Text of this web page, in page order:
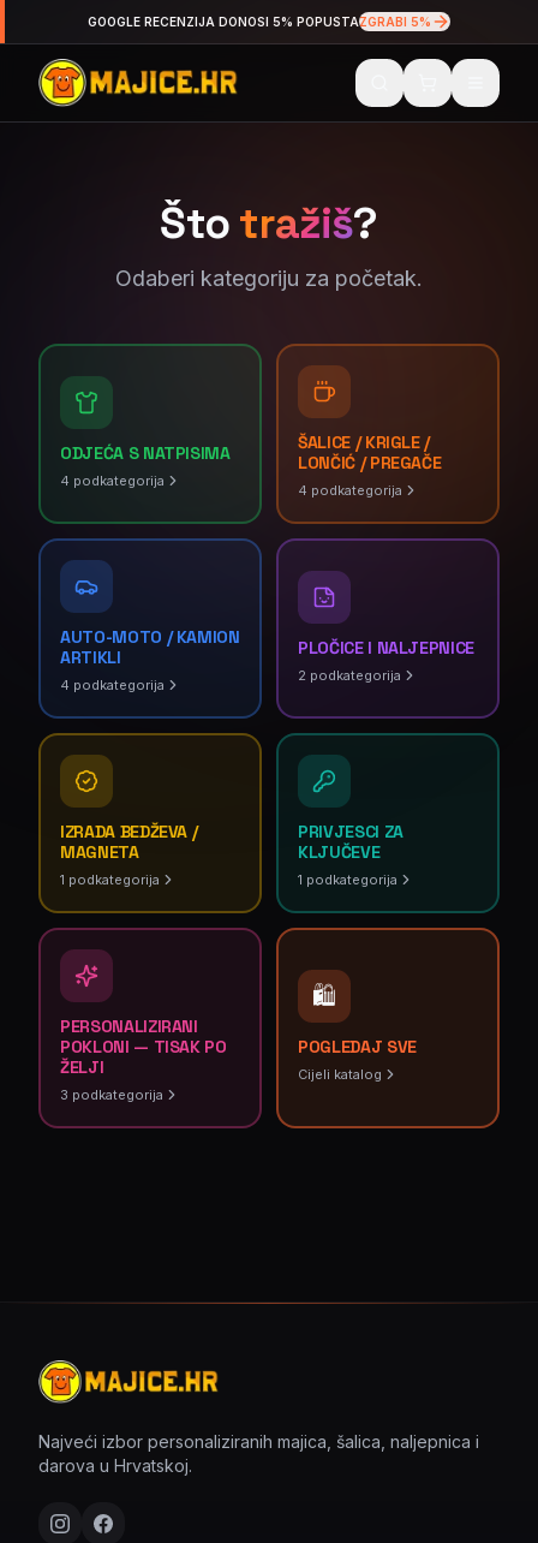
GOOGLE RECENZIJA DONOSI 5% POPUSTAZGRABI 5%
Štotražiš?
Odaberi kategoriju za početak.
ODJEĆA S NATPISIMA
4 podkategorija
ŠALICE / KRIGLE /
LONČIĆ / PREGAČE
4 podkategorija
AUTO-MOTO / KAMION
ARTIKLI
4 podkategorija
PLOČICE I NALJEPNICE
2 podkategorija
IZRADA BEDŽEVA /
MAGNETA
1 podkategorija
PRIVJESCI ZA
KLJUČEVE
1 podkategorija
PERSONALIZIRANI
POKLONI — TISAK PO
ŽELJI
3 podkategorija
🛍️
POGLEDAJ SVE
Cijeli katalog
Najveći izbor personaliziranih majica, šalica, naljepnica i
darova u Hrvatskoj.